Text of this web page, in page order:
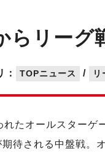
らリーグ
： TOPニュース / リ
れたオールスター
待される中盤戦。